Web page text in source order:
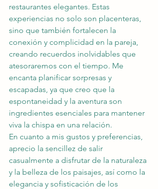
restaurantes elegantes. Estas
experiencias no solo son placenteras,
sino que también fortalecen la
conexión y complicidad en la pareja,
creando recuerdos inolvidables que
atesoraremos con el tiempo. Me
encanta planificar sorpresas y
escapadas, ya que creo que la
espontaneidad y la aventura son
ingredientes esenciales para mantener
viva la chispa en una relación.
En cuanto a mis gustos y preferencias,
aprecio la sencillez de salir
casualmente a disfrutar de la naturaleza
y la belleza de los paisajes, así como la
elegancia y sofisticación de los